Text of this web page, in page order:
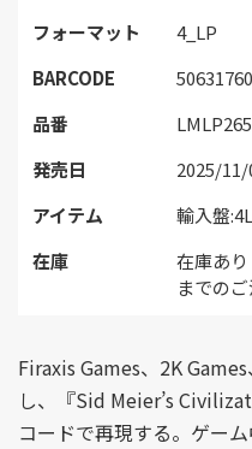
フォーマット
4_LP
BARCODE
品番
LMLP265
発売日
2025/11/
アイテム
輸入盤
在庫
在庫あ
までの
Firaxis Games、2K
し、『Sid Meier’s
コードで再現する。ゲー